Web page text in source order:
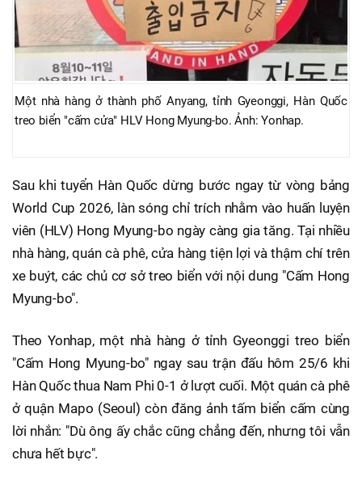
Một nhà hàng ở thành phố Anyang, tỉnh Gyeonggi, Hàn Quốc
treo biển "cấm cửa" HLV Hong Myung-bo. Ảnh: Yonhap.
Sau khi tuyển Hàn Quốc dừng bước ngay từ vòng bảng
World Cup 2026, làn sóng chỉ trích nhằm vào huấn luyện
viên (HLV) Hong Myung-bo ngày càng gia tăng. Tại nhiều
nhà hàng, quán cà phê, cửa hàng tiện lợi và thậm chí trên
xe buýt, các chủ cơ sở treo biển với nội dung "Cấm Hong
Myung-bo".
Theo Yonhap, một nhà hàng ở tỉnh Gyeonggi treo biển
"Cấm Hong Myung-bo" ngay sau trận đấu hôm 25/6 khi
Hàn Quốc thua Nam Phi 0-1 ở lượt cuối. Một quán cà phê
ở quận Mapo (Seoul) còn đăng ảnh tấm biển cấm cùng
lời nhắn: "Dù ông ấy chắc cũng chẳng đến, nhưng tôi vẫn
chưa hết bực".